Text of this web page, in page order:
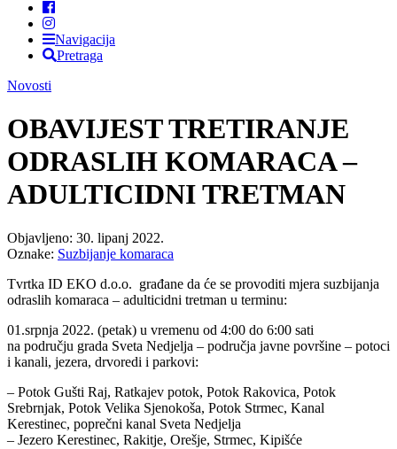
Navigacija
Pretraga
Novosti
OBAVIJEST TRETIRANJE
ODRASLIH KOMARACA –
ADULTICIDNI TRETMAN
Objavljeno: 30. lipanj 2022.
Oznake: Suzbijanje komaraca
Tvrtka ID EKO d.o.o. građane da će se provoditi mjera suzbijanja
odraslih komaraca – adulticidni tretman u terminu:
01.srpnja 2022. (petak) u vremenu od 4:00 do 6:00 sati
na području grada Sveta Nedjelja – područja javne površine – potoci
i kanali, jezera, drvoredi i parkovi:
– Potok Gušti Raj, Ratkajev potok, Potok Rakovica, Potok
Srebrnjak, Potok Velika Sjenokoša, Potok Strmec, Kanal
Kerestinec, poprečni kanal Sveta Nedjelja
– Jezero Kerestinec, Rakitje, Orešje, Strmec, Kipišće